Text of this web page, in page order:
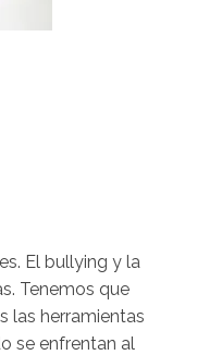
El bullying y la
Tenemos que
las herramientas
se enfrentan al